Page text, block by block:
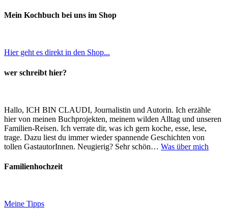
Mein Kochbuch bei uns im Shop
Hier geht es direkt in den Shop...
wer schreibt hier?
Hallo, ICH BIN CLAUDI, Journalistin und Autorin. Ich erzähle
hier von meinen Buchprojekten, meinem wilden Alltag und unseren
Familien-Reisen. Ich verrate dir, was ich gern koche, esse, lese,
trage. Dazu liest du immer wieder spannende Geschichten von
tollen GastautorInnen. Neugierig? Sehr schön… Was über mich
Familienhochzeit
Meine Tipps